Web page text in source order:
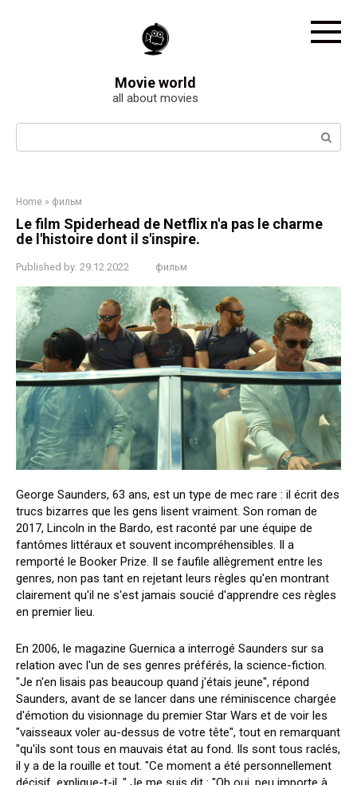
Movie world
all about movies
Search:
Home » фильм
Le film Spiderhead de Netflix n'a pas le charme
de l'histoire dont il s'inspire.
Published by: 29.12.2022 фильм
George Saunders, 63 ans, est un type de mec rare : il écrit des
trucs bizarres que les gens lisent vraiment. Son roman de
2017, Lincoln in the Bardo, est raconté par une équipe de
fantômes littéraux et souvent incompréhensibles. Il a
remporté le Booker Prize. Il se faufile allègrement entre les
genres, non pas tant en rejetant leurs règles qu'en montrant
clairement qu'il ne s'est jamais soucié d'apprendre ces règles
en premier lieu.
En 2006, le magazine Guernica a interrogé Saunders sur sa
relation avec l'un de ses genres préférés, la science-fiction.
"Je n'en lisais pas beaucoup quand j'étais jeune", répond
Saunders, avant de se lancer dans une réminiscence chargée
d'émotion du visionnage du premier Star Wars et de voir les
"vaisseaux voler au-dessus de votre tête", tout en remarquant
"qu'ils sont tous en mauvais état au fond. Ils sont tous raclés,
il y a de la rouille et tout. "Ce moment a été personnellement